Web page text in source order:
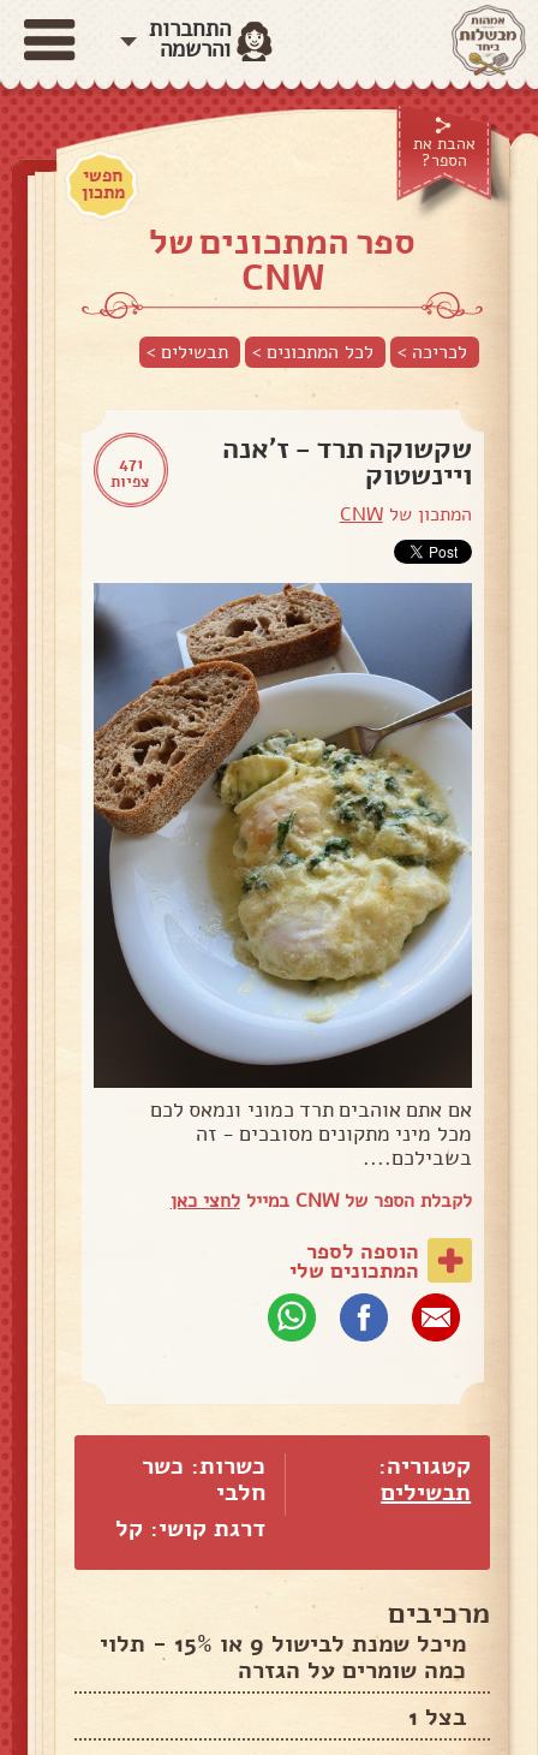
התחברות
והרשמה
אהבת את
הספר?
חפשי
מתכון
ספר המתכונים של
CNW
לכריכה > לכל המתכונים > תבשילים>
471
צפיות
שקשוקה תרד - ז'אנה
ויינשטוק
המתכון שלCNW
אם אתם אוהבים תרד כמוני ונמאס לכם
מכל מיני מתקונים מסובכים - זה
בשבילכם....
לקבלת הספר של CNW במייל לחצי כאן
הוספה לספר
המתכונים שלי
קטגוריה:
תבשילים
כשרות: כשר
חלבי
דרגת קושי: קל
מרכיבים
מיכל שמנת לבישול 9 או 15% - תלוי
כמה שומרים על הגזרה
בצל 1